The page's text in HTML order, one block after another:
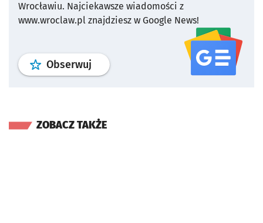
Wrocławiu. Najciekawsze wiadomości z
www.wroclaw.pl znajdziesz w Google News!
Obserwuj profil serwisu
ZOBACZ TAKŻE